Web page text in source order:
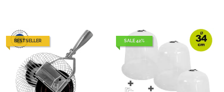
BESTSELLER SALE 42%